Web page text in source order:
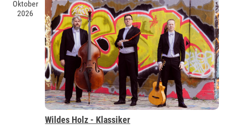
Oktober
2026
Wildes Holz - Klassiker